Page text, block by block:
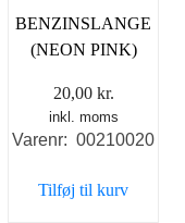
BENZINSLANGE
(NEON PINK)
20,00 kr.
inkl. moms
Varenr: 00210020
Tilføj til kurv